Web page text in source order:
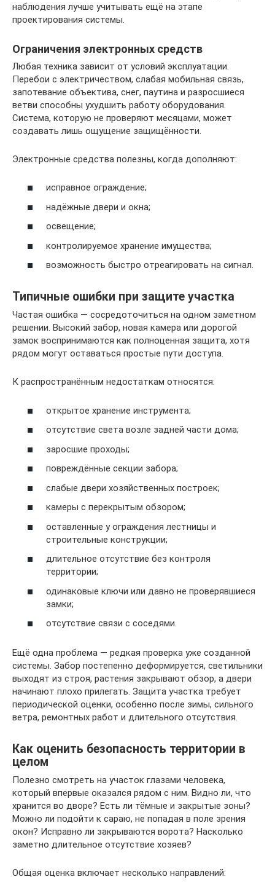
наблюдения лучше учитывать ещё на этапе
проектирования системы.
Ограничения электронных средств
Любая техника зависит от условий эксплуатации.
Перебои с электричеством, слабая мобильная связь,
запотевание объектива, снег, паутина и разросшиеся
ветви способны ухудшить работу оборудования.
Система, которую не проверяют месяцами, может
создавать лишь ощущение защищённости.
Электронные средства полезны, когда дополняют:
исправное ограждение;
надёжные двери и окна;
освещение;
контролируемое хранение имущества;
возможность быстро отреагировать на сигнал.
Типичные ошибки при защите участка
Частая ошибка — сосредоточиться на одном заметном
решении. Высокий забор, новая камера или дорогой
замок воспринимаются как полноценная защита, хотя
рядом могут оставаться простые пути доступа.
К распространённым недостаткам относятся:
открытое хранение инструмента;
отсутствие света возле задней части дома;
заросшие проходы;
повреждённые секции забора;
слабые двери хозяйственных построек;
камеры с перекрытым обзором;
оставленные у ограждения лестницы и
строительные конструкции;
длительное отсутствие без контроля
территории;
одинаковые ключи или давно не проверявшиеся
замки;
отсутствие связи с соседями.
Ещё одна проблема — редкая проверка уже созданной
системы. Забор постепенно деформируется, светильники
выходят из строя, растения закрывают обзор, а двери
начинают плохо прилегать. Защита участка требует
периодической оценки, особенно после зимы, сильного
ветра, ремонтных работ и длительного отсутствия.
Как оценить безопасность территории в
целом
Полезно смотреть на участок глазами человека,
который впервые оказался рядом с ним. Видно ли, что
хранится во дворе? Есть ли тёмные и закрытые зоны?
Можно ли подойти к сараю, не попадая в поле зрения
окон? Исправно ли закрываются ворота? Насколько
заметно длительное отсутствие хозяев?
Общая оценка включает несколько направлений: